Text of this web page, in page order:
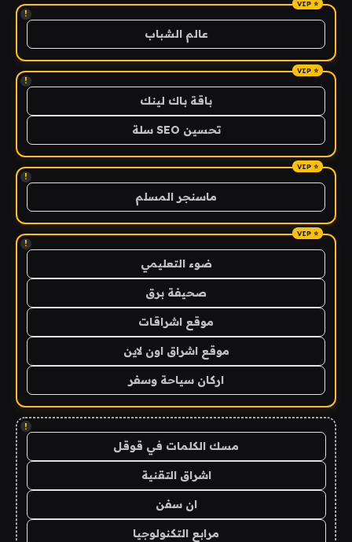
!
عالم الشباب
!
باقة باك لينك
تحسين SEO سلة
!
ماسنجر المسلم
!
ضوء التعليمي
صحيفة برق
موقع اشراقات
موقع اشراق اون لاين
اركان سياحة وسفر
!
مسك الكلمات في قوقل
اشراق التقنية
ان سفن
مرابع التكنولوجيا